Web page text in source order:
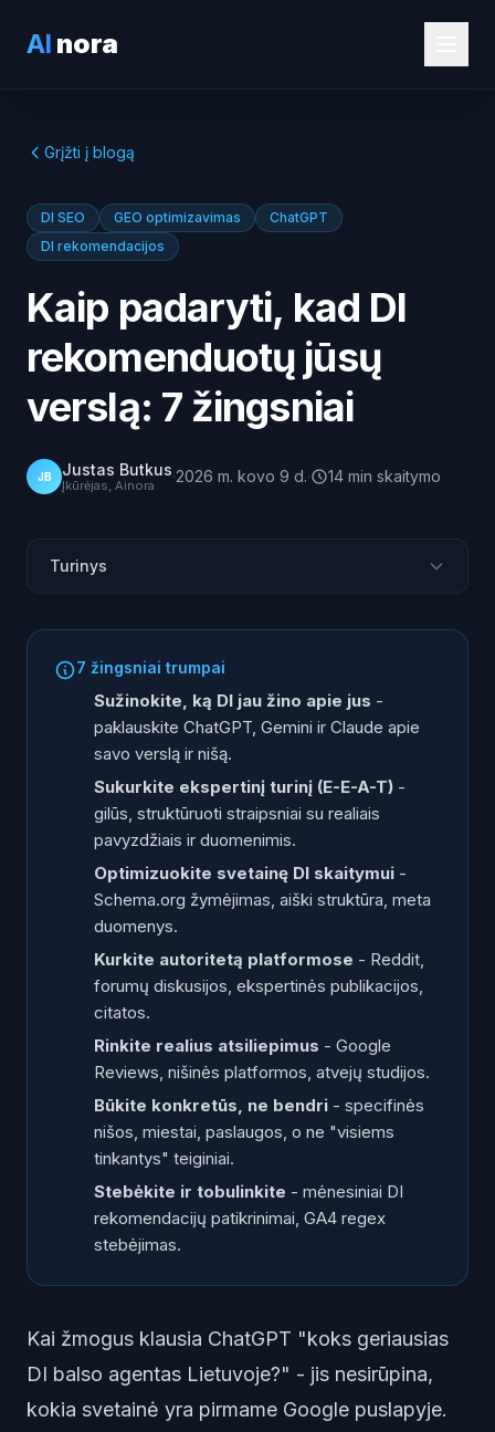
AI nora
Grįžti į blogą
DI SEO GEO optimizavimas
ChatGPT
DI rekomendacijos
Kaip padaryti, kad DI
rekomenduotų jūsų
verslą: 7 žingsniai
JB Justas Butkus
Įkūrėjas, Ainora ·2026 m. kovo 9 d.· 14 min skaitymo
Turinys
1. Sužinokite, ką DI jau žino apie jus
2. Sukurkite ekspertinį turinį (E-E-A-T)
3. Optimizuokite svetainę DI skaitymui
4. Kurkite autoritetą platformose
5. Rinkite realius atsiliepimus
6. Būkite konkretūs, ne bendri
7. Stebėkite ir tobulinkite
AInora atvejo studija: #1 DI rekomendacijose
Dažnai užduodami klausimai
7 žingsniai trumpai
Sužinokite, ką DI jau žino apie jus -
paklauskite ChatGPT, Gemini ir Claude apie
savo verslą ir nišą.
Sukurkite ekspertinį turinį (E-E-A-T) -
gilūs, struktūruoti straipsniai su realiais
pavyzdžiais ir duomenimis.
Optimizuokite svetainę DI skaitymui -
Schema.org žymėjimas, aiški struktūra, meta
duomenys.
Kurkite autoritetą platformose - Reddit,
forumų diskusijos, ekspertinės publikacijos,
citatos.
Rinkite realius atsiliepimus - Google
Reviews, nišinės platformos, atvejų studijos.
Būkite konkretūs, ne bendri - specifinės
nišos, miestai, paslaugos, o ne "visiems
tinkantys" teiginiai.
Stebėkite ir tobulinkite - mėnesiniai DI
rekomendacijų patikrinimai, GA4 regex
stebėjimas.
Kai žmogus klausia ChatGPT "koks geriausias
DI balso agentas Lietuvoje?" - jis nesirūpina,
kokia svetainė yra pirmame Google puslapyje.